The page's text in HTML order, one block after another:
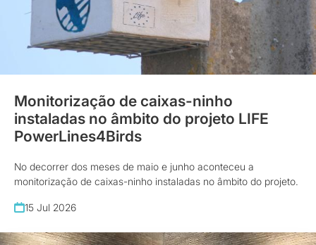
Monitorização de caixas-ninho
instaladas no âmbito do projeto LIFE
PowerLines4Birds
No decorrer dos meses de maio e junho aconteceu a
monitorização de caixas-ninho instaladas no âmbito do projeto.
15 Jul 2026